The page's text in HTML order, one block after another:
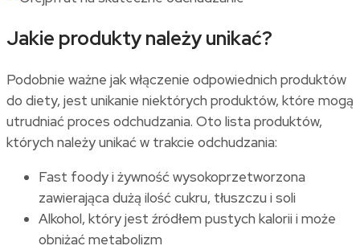
Jakie produkty należy unikać?
Podobnie ważne jak włączenie odpowiednich produktów
do diety, jest unikanie niektórych produktów, które mogą
utrudniać proces odchudzania. Oto lista produktów,
których należy unikać w trakcie odchudzania:
Fast foody i żywność wysokoprzetworzona
zawierająca dużą ilość cukru, tłuszczu i soli
Alkohol, który jest źródłem pustych kalorii i może
obniżać metabolizm